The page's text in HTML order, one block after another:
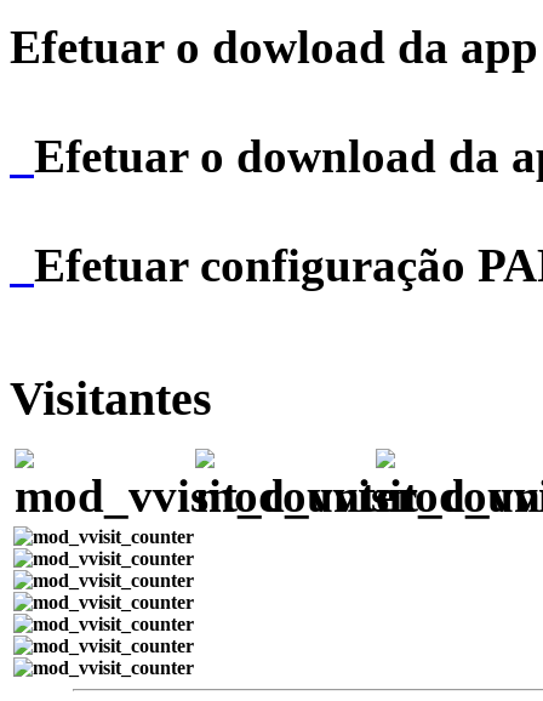
Efetuar o dowload da
Efetuar o download da
Efetuar configuração
Visitantes